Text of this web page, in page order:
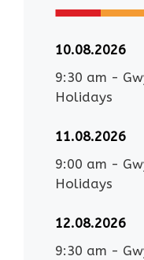
10.08.2026
9:30 am -
Holidays
11.08.2026
9:00 am -
Holidays
12.08.2026
9:30 am -